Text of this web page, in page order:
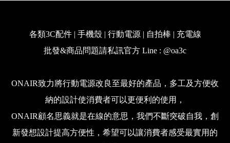
各類3C配件 | 手機殼 | 行動電源 | 自拍棒 | 充電線
批發&商品問題請私訊官方 Line : @oa3c
ONAIR致力將行動電源改良至最好的產品，多工及方便收
納的設計使消費者可以更便利的使用，
ONAIR顧名思義就是在線的意思，我們不斷突破自我，創
新發想設計提高方便性，希望可以讓消費者感受最實用的